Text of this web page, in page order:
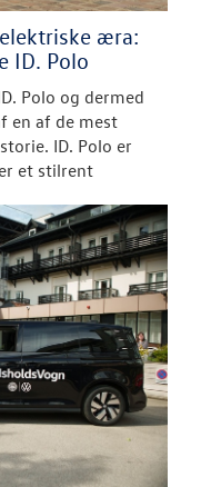
æra:
ID. Polo
Polo og dermed
en af de mest
ID. Polo er
et stilrent